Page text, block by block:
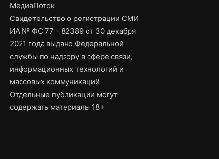
МедиаПоток
Свидетельство о регистрации СМИ
ИА № ФС 77 - 82389 от 30 декабря
2021 года выдано Федеральной
службы по надзору в сфере связи,
информационных технологий и
массовых коммуникаций
Отдельные публикации могут
содержать материалы 18+